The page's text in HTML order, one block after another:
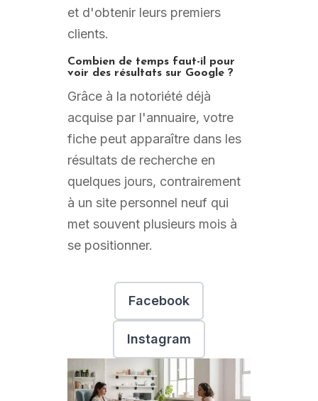
et d'obtenir leurs premiers
clients.
Combien de temps faut-il pour
voir des résultats sur Google ?
Grâce à la notoriété déjà
acquise par l'annuaire, votre
fiche peut apparaître dans les
résultats de recherche en
quelques jours, contrairement
à un site personnel neuf qui
met souvent plusieurs mois à
se positionner.
Facebook
Instagram